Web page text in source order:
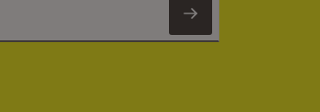
Newsletter